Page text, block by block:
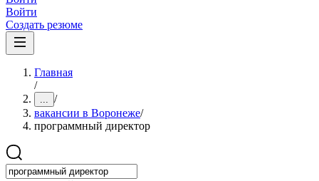
Войти
Создать резюме
Главная
/
... /
вакансии в Воронеже/
программный директор